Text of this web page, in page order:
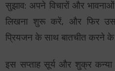
सुझाव: अपने विचारों और
लिखना शुरू करें, और फिर उस
प्रियजन के साथ बातचीत करने के
इस सप्ताह सूर्य और शुक्र